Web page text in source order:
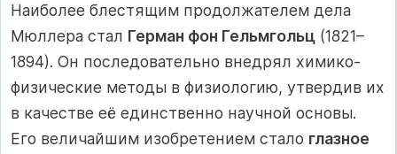
Наиболее блестящим продолжателем дела
Мюллера стал Герман фон Гельмгольц (1821–
1894). Он последовательно внедрял химико-
физические методы в физиологию, утвердив их
в качестве её единственно научной основы.
Его величайшим изобретением стало глазное